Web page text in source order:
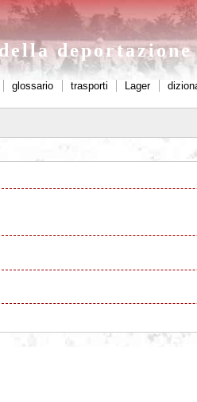
deportazione
glossario trasporti Lager